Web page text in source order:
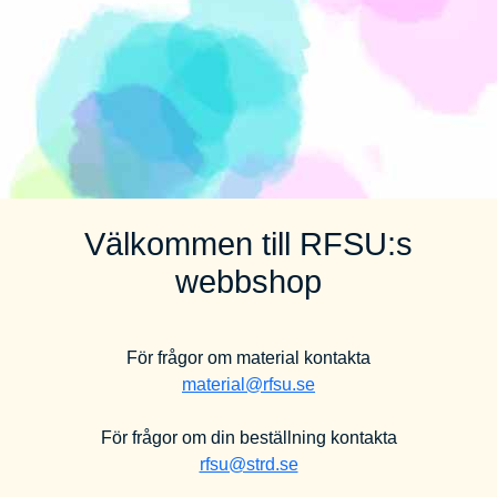
Välkommen till RFSU:s
webbshop
För frågor om material kontakta
material@rfsu.se
För frågor om din beställning kontakta
rfsu@strd.se